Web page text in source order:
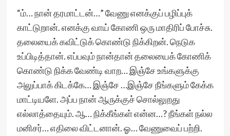
“ம்… நான் தரமாட்டன்…” வேணு எனக்குப் பழிப்புக்
காட்டுறான். எனக்கு வாய் கோணி ஒரு மாதிரிப் போச்சு.
தலையைக் கவிட்டுக் கொண்டு நிக்கிறன். நெடுக
உப்பிடித்தான். எப்பவும் நான்தான் தலையைக் கோணிக்
கொண்டு நிக்க வேண்டி வாற… இஞ்சே உங்களுக்கு
அலுப்பாக் கிடக்கே… இஞ்சே …இஞ்சே நீங்களும் கேக்க
மாட்டியளே. அப்ப நான் ஆருக்குச் சொல்லுறது
எல்லாத்தையும். ஆ… நிக்கீங்கள் என்ன…? நீங்கள் நல்ல
மனிசர்… எதிலை விட்டனான். ஓ… வேணுவைப் பற்றி.